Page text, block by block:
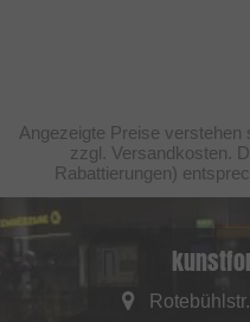
Angezeigte Preise
zzgl. Versandkosten.
Rabattierungen)